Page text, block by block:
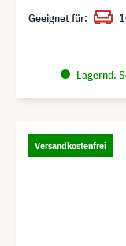
Lagernd.
Geeignet für:
Versandkostenfrei